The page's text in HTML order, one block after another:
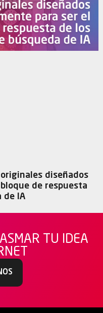
diseñados
de respuesta
de IA
TU IDEA